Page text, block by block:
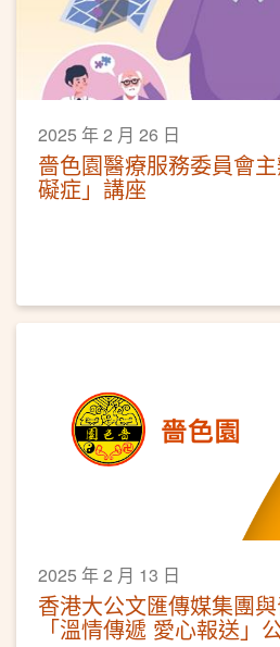
2025 年 2 月 26 日
嗇色園醫療服務委員會
礙症」講座
2025 年 2 月 13 日
香港大公文匯傳媒集團
「溫情傳遞 愛心報送」